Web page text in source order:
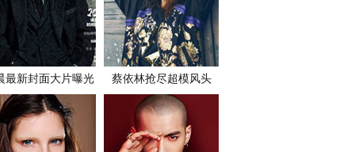
最新封面大片曝光 蔡依林抢尽超模风头